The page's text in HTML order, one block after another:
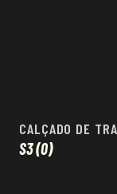
CALÇADO DE
S3(0)